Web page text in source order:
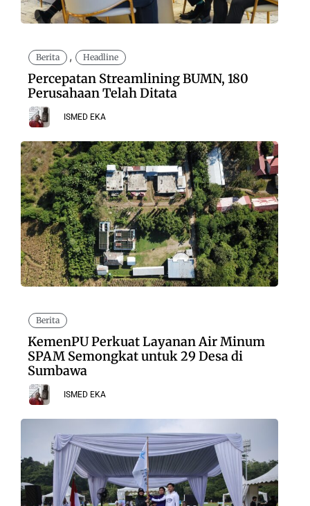
Berita , Headline
Percepatan Streamlining BUMN, 180
Perusahaan Telah Ditata
ISMED EKA
Berita
KemenPU Perkuat Layanan Air Minum
SPAM Semongkat untuk 29 Desa di
Sumbawa
ISMED EKA